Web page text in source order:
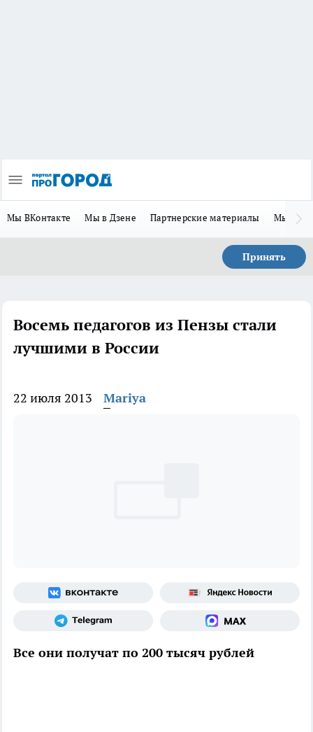
Мы ВКонтакте Мы в Дзене Партнерские материалы Мы в
Принять
Восемь педагогов из Пензы стали
лучшими в России
22 июля 2013 Mariya
Все они получат по 200 тысяч рублей